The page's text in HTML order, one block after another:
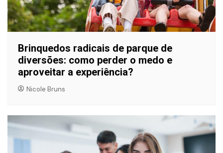
Brinquedos radicais de parque de
diversões: como perder o medo e
aproveitar a experiência?
Nicole Bruns